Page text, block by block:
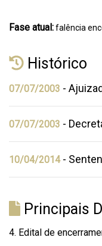
Fase atual:falência
Histórico
07/07/2003 -
07/07/2003 -
10/04/2014-
Principais
4. Edital de